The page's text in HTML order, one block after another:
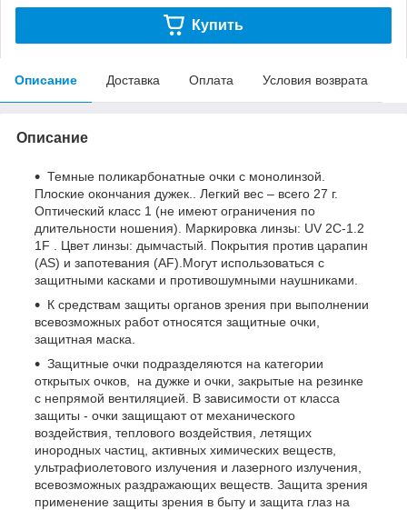
Купить
Описание Доставка Оплата Условия возврата
Описание
Темные поликарбонатные очки с монолинзой.
Плоские окончания дужек.. Легкий вес – всего 27 г.
Оптический класс 1 (не имеют ограничения по
длительности ношения). Маркировка линзы: UV 2C-1.2
1F . Цвет линзы: дымчастый. Покрытия против царапин
(AS) и запотевания (AF).Могут использоваться с
защитными касками и противошумными наушниками.
К средствам защиты органов зрения при выполнении
всевозможных работ относятся защитные очки,
защитная маска.
Защитные очки подразделяются на категории
открытых очков, на дужке и очки, закрытые на резинке
с непрямой вентиляцией. В зависимости от класса
защиты - очки защищают от механического
воздействия, теплового воздействия, летящих
инородных частиц, активных химических веществ,
ультрафиолетового излучения и лазерного излучения,
всевозможных раздражающих веществ. Защита зрения
применение защиты зрения в быту и защита глаз на